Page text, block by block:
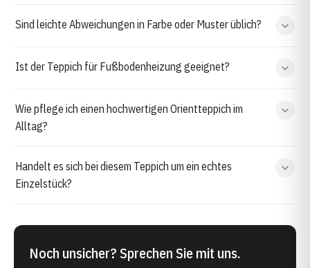
Sind leichte Abweichungen in Farbe oder Muster üblich?
Ist der Teppich für Fußbodenheizung geeignet?
Wie pflege ich einen hochwertigen Orientteppich im
Alltag?
Handelt es sich bei diesem Teppich um ein echtes
Einzelstück?
Noch unsicher? Sprechen Sie mit uns.